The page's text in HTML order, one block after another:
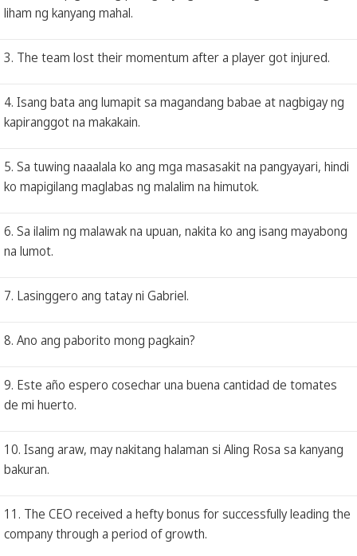
liham ng kanyang mahal.
3. The team lost their momentum after a player got injured.
4. Isang bata ang lumapit sa magandang babae at nagbigay ng
kapiranggot na makakain.
5. Sa tuwing naaalala ko ang mga masasakit na pangyayari, hindi
ko mapigilang maglabas ng malalim na himutok.
6. Sa ilalim ng malawak na upuan, nakita ko ang isang mayabong
na lumot.
7. Lasinggero ang tatay ni Gabriel.
8. Ano ang paborito mong pagkain?
9. Este año espero cosechar una buena cantidad de tomates
de mi huerto.
10. Isang araw, may nakitang halaman si Aling Rosa sa kanyang
bakuran.
11. The CEO received a hefty bonus for successfully leading the
company through a period of growth.